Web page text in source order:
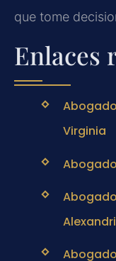
que tome
Enlaces
Virginia